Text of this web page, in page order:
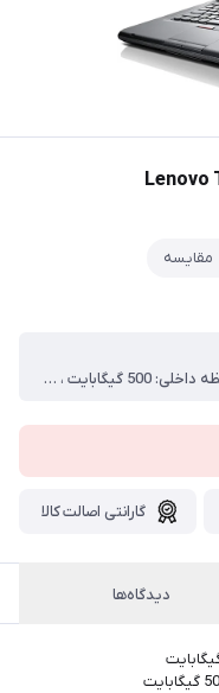
مقایسه
ظرفیت حافظه RAM: 4 گیگابایت ، ظرفیت حافظه داخلی: 500 گیگابایت ، سازنده پردازنده گرافیکی: Intel ، اندازه صفحه نمایش: 14 اینچ ، سری پردازنده: Core i5 ، نوع حافظه RAM: DDR3 ، دقت صفحه نمایش: ، HD|1366x768 صفحه نمایش مات: بله ، صفحه نمایش لمسی: خیر ، سیستم عامل: Microsoft Windows 8
گارانتی اصالت کالا
دیدگاه‌ها